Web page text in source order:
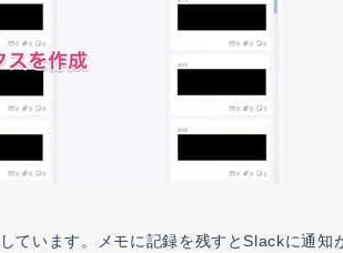
ています。メモに記録を残すとSlackに通知